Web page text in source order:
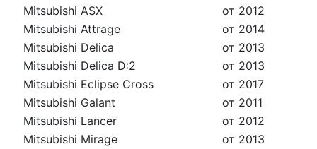
Mitsubishi ASX
от 2012
Mitsubishi Attrage
от 2014
Mitsubishi Delica
от 2013
Mitsubishi Delica D:2
от 2013
Mitsubishi Eclipse Cross
от 2017
Mitsubishi Galant
от 2011
Mitsubishi Lancer
от 2012
Mitsubishi Mirage
от 2013